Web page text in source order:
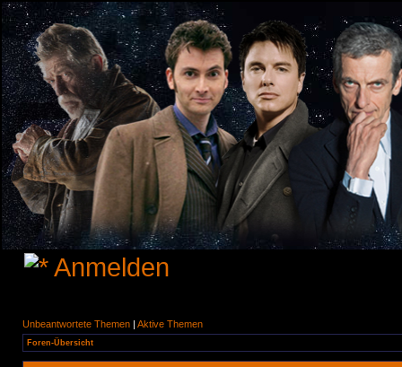
Anmelden
Unbeantwortete Themen | Aktive Themen
Foren-Übersicht